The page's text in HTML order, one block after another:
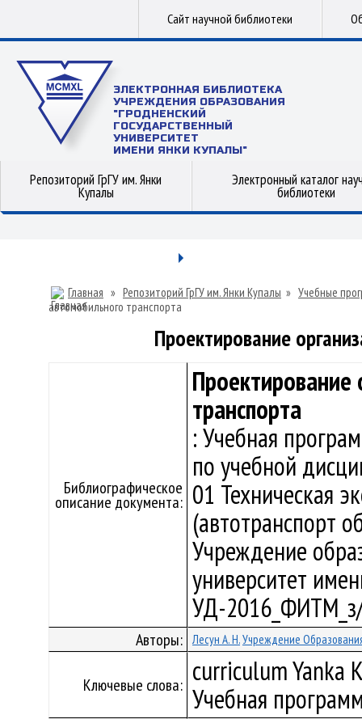
Сайт научной библиотеки
ЭЛЕКТРОННАЯ БИБЛИОТЕКА
УЧРЕЖДЕНИЯ ОБРАЗОВАНИЯ
"ГРОДНЕНСКИЙ
ГОСУДАРСТВЕННЫЙ
УНИВЕРСИТЕТ
ИМЕНИ ЯНКИ КУПАЛЫ"
Репозиторий ГрГУ им. Янки
Купалы
Электронный каталог
библиотеки
Главная » Репозиторий ГрГУ им. Янки Купалы » Учебные
автомобильного транспорта
Проектирование
Библиографическое
описание документа:
Проектирование
транспорта
: Учебная
по учебной
01 Техническая
(автотранспорт
Учреждение
университет
УД-
Авторы: Лесун А. Н.Учреждение
Ключевые слова: curriculum Yanka
Учебная